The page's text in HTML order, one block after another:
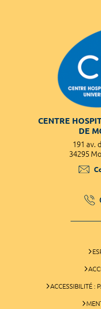
CENTRE
DE
191 av.
34295
ACCESSIBILITÉ :